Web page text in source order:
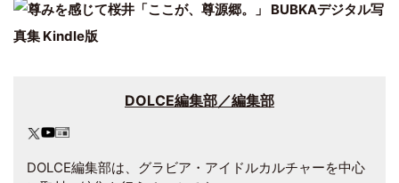
DOLCE編集部／編集部
DOLCE編集部は、グラビア・アイドルカルチャーを中心